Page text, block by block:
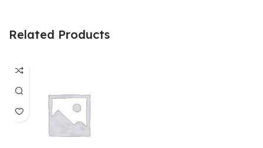
Related Products